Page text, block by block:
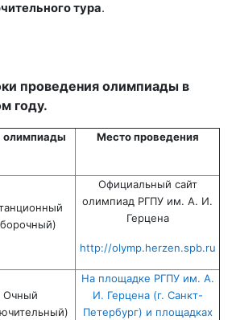
тура.
проведения олимпиады в
году.
олимпиады Место проведения
Официальный сайт
олимпиад РГПУ им. А. И.
Герцена
http://olymp.herzen.spb.ru
Очный
На площадке РГПУ им. А.
И. Герцена (г. Санкт-
Петербург) и площадках